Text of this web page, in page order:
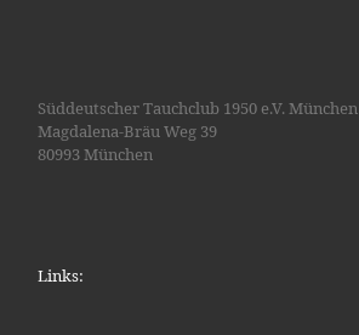
Süddeutscher Tauchclub 1950 e.V. München
Magdalena-Bräu Weg 39
80993 München
Links: